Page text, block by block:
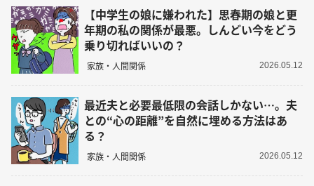
【中学生の娘に嫌われた】思春期の娘と更
年期の私の関係が最悪。しんどい今をどう
乗り切ればいいの？
家族・人間関係 2026.05.12
最近夫と必要最低限の会話しかない…。夫
との“心の距離”を自然に埋める方法はあ
る？
家族・人間関係 2026.05.12